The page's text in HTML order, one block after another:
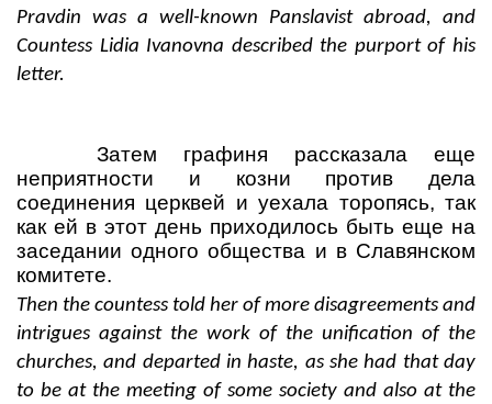
Pravdin was a well-known Panslavist abroad, and
Countess Lidia Ivanovna described the purport of his
letter.
Затем графиня рассказала еще
неприятности и козни против дела
соединения церквей и уехала торопясь, так
как ей в этот день приходилось быть еще на
заседании одного общества и в Славянском
комитете.
Then the countess told her of more disagreements and
intrigues against the work of the unification of the
churches, and departed in haste, as she had that day
to be at the meeting of some society and also at the